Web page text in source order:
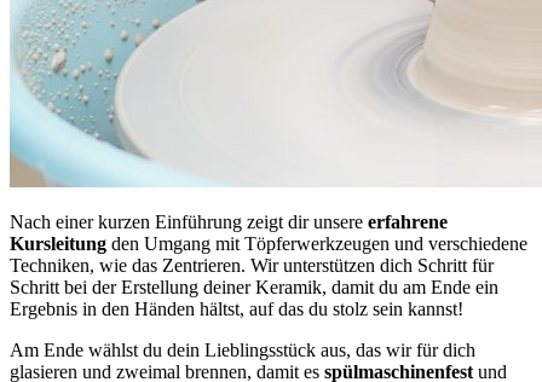
Nach einer kurzen Einführung zeigt dir unsere erfahrene
Kursleitung den Umgang mit Töpferwerkzeugen und verschiedene
Techniken, wie das Zentrieren. Wir unterstützen dich Schritt für
Schritt bei der Erstellung deiner Keramik, damit du am Ende ein
Ergebnis in den Händen hältst, auf das du stolz sein kannst!
Am Ende wählst du dein Lieblingsstück aus, das wir für dich
glasieren und zweimal brennen, damit es spülmaschinenfest und